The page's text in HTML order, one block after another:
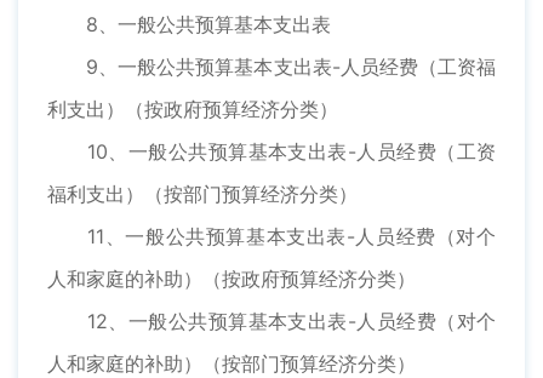
8、一般公共预算基本支出表
9、一般公共预算基本支出表-人员经费（工资福
利支出）（按政府预算经济分类）
10、一般公共预算基本支出表-人员经费（工资
福利支出）（按部门预算经济分类）
11、一般公共预算基本支出表-人员经费（对个
人和家庭的补助）（按政府预算经济分类）
12、一般公共预算基本支出表-人员经费（对个
人和家庭的补助）（按部门预算经济分类）